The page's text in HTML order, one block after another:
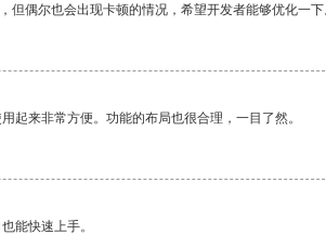
但偶尔也会出现卡顿的情况，希望开发者能够优化一下
起来非常方便。功能的布局也很合理，一目了然。
能快速上手。